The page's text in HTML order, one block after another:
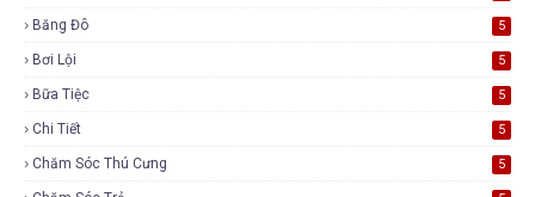
Băng Đô 5
Bơi Lội 5
Bữa Tiệc 5
Chi Tiết 5
Chăm Sóc Thú Cưng 5